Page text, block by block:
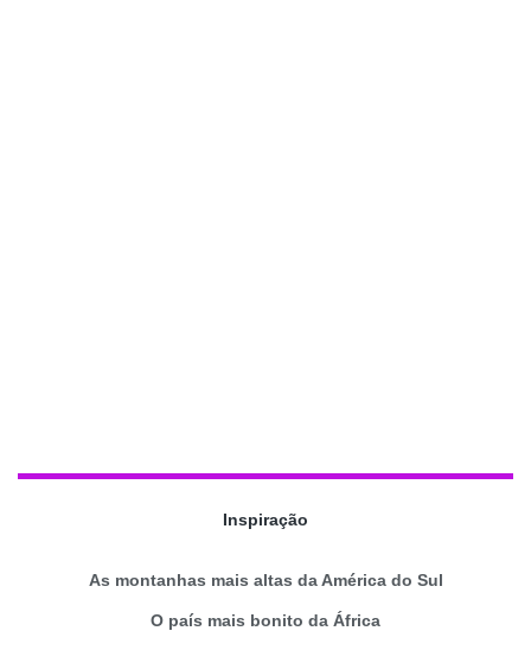
Inspiração
As montanhas mais altas da América do Sul
O país mais bonito da África